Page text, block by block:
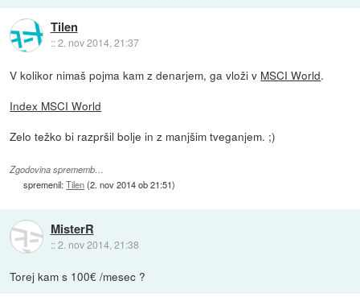
Tilen
::2. nov 2014, 21:37
V kolikor nimaš pojma kam z denarjem, ga vloži v MSCI World.
Index MSCI World
Zelo težko bi razpršil bolje in z manjšim tveganjem. ;)
Zgodovina sprememb…
spremenil:Tilen(2. nov 2014 ob 21:51)
MisterR
::2. nov 2014, 21:38
Torej kam s 100€ /mesec ?